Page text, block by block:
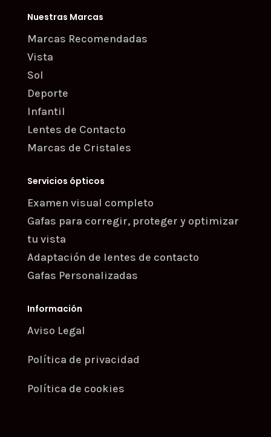
Nuestras Marcas
Marcas Recomendadas
Vista
Sol
Deporte
Infantil
Lentes de Contacto
Marcas de Cristales
Servicios ópticos
Examen visual completo
Gafas para corregir, proteger y optimizar
tu vista
Adaptación de lentes de contacto
Gafas Personalizadas
Información
Aviso Legal
Política de privacidad
Política de cookies